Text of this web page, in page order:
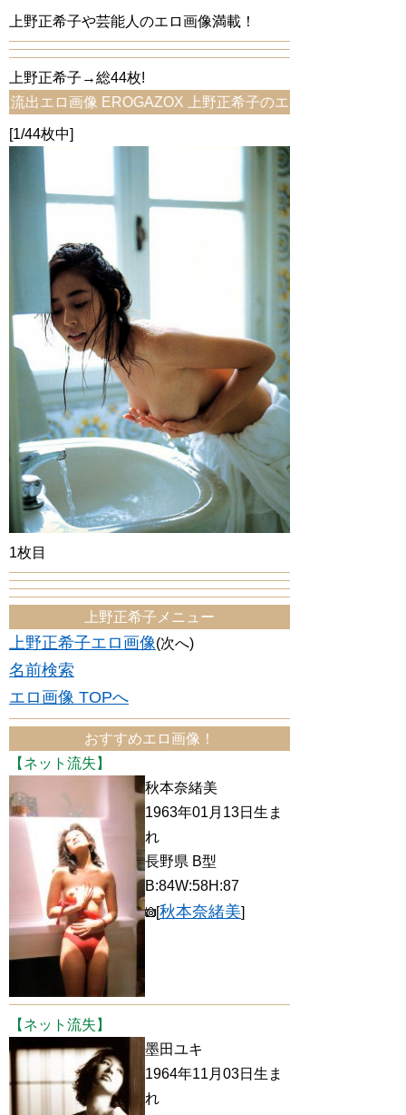
上野正希子や芸能人のエロ画像満載！
上野正希子→総44枚!
画像 EROGAZOX 上野正希子のエロ画像をお探しならコチ
[1/44枚中]
1枚目
上野正希子メニュー
上野正希子エロ画像(次へ)
名前検索
エロ画像 TOPへ
おすすめエロ画像！
【ネット流失】
秋本奈緒美
1963年01月13日生ま
れ
長野県 B型
B:84W:58H:87
秋本奈緒美
【ネット流失】
墨田ユキ
1964年11月03日生ま
れ